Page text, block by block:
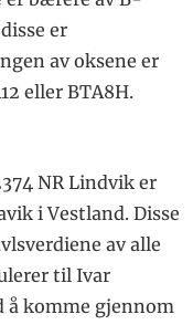
er
av oksene er
eller BTA8H.
NR Lindvik er
i Vestland. Disse
av alle
til Ivar
å komme gjennom